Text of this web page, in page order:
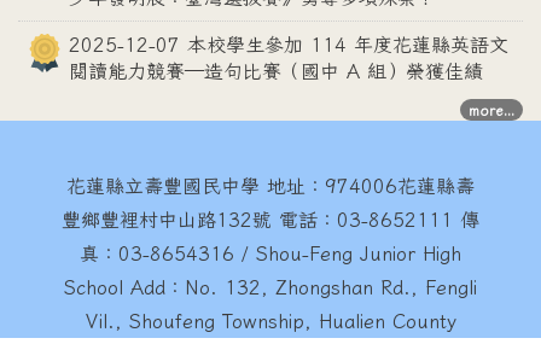
2025-12-07 本校學生參加 114 年度花蓮縣英語文
閱讀能力競賽—造句比賽（國中 A 組）榮獲佳績
more...
花蓮縣立壽豐國民中學 地址：974006花蓮縣壽
豐鄉豐裡村中山路132號 電話：03-8652111 傳
真：03-8654316 / Shou-Feng Junior High
School Add：No. 132, Zhongshan Rd., Fengli
Vil., Shoufeng Township, Hualien County